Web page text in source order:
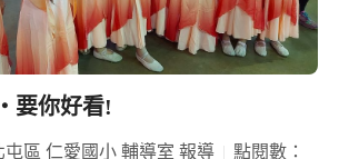
要你好看!
屯區 仁愛國小 輔導室 報導
點閱數：